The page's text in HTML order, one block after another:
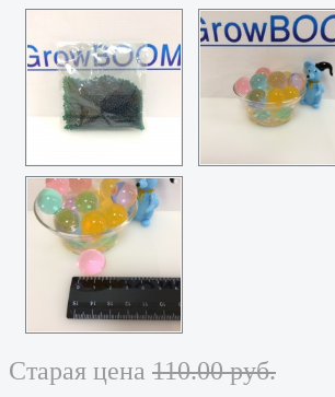
Старая цена 110.00 руб.